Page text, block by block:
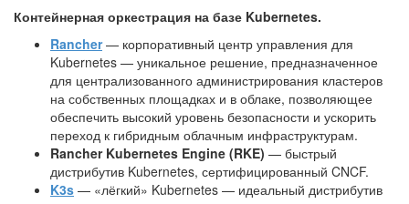
Контейнерная оркестрация на базе Kubernetes.
Rancher— корпоративный центр управления для
Kubernetes — уникальное решение, предназначенное
для централизованного администрирования кластеров
на собственных площадках и в облаке, позволяющее
обеспечить высокий уровень безопасности и ускорить
переход к гибридным облачным инфраструктурам.
Rancher Kubernetes Engine (RKE) — быстрый
дистрибутив Kubernetes, сертифицированный CNCF.
K3s — «лёгкий» Kubernetes — идеальный дистрибутив